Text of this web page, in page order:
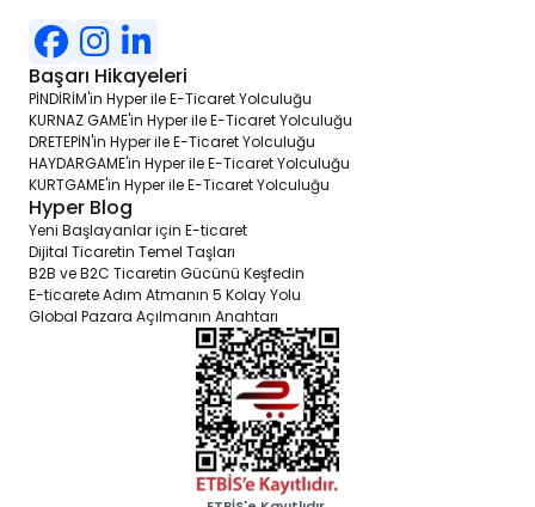
Başarı Hikayeleri
PİNDİRİM'in Hyper ile E-Ticaret Yolculuğu
KURNAZ GAME'in Hyper ile E-Ticaret Yolculuğu
DRETEPİN'in Hyper ile E-Ticaret Yolculuğu
HAYDARGAME'in Hyper ile E-Ticaret Yolculuğu
KURTGAME'in Hyper ile E-Ticaret Yolculuğu
Hyper Blog
Yeni Başlayanlar için E-ticaret
Dijital Ticaretin Temel Taşları
B2B ve B2C Ticaretin Gücünü Keşfedin
E-ticarete Adım Atmanın 5 Kolay Yolu
Global Pazara Açılmanın Anahtarı